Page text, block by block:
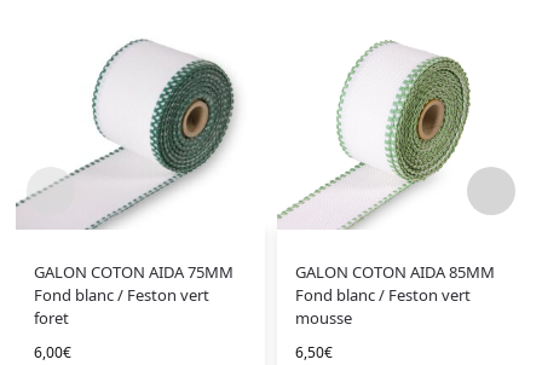
GALON COTON AIDA 75MM
Fond blanc / Feston vert
foret
6,00€
GALON COTON AIDA 85MM
Fond blanc / Feston vert
mousse
6,50€